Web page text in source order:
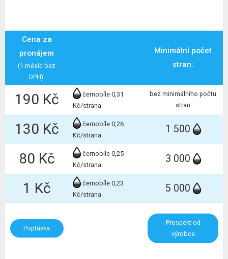
Cena za
pronájem
(1 měsíc bez
DPH):
Minimální počet
stran:
190 Kč
černobíle 0,31
Kč/strana
bez minimálního počtu
stran
130 Kč
černobíle 0,26
Kč/strana
1 500
80 Kč
černobíle 0,25
Kč/strana
3 000
1 Kč
černobíle 0,23
Kč/strana
5 000
Poptávka
Prospekt od
výrobce